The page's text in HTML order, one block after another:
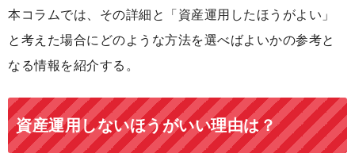
本コラムでは、その詳細と「資産運用したほうがよい」
と考えた場合にどのような方法を選べばよいかの参考と
なる情報を紹介する。
資産運用しないほうがいい理由は？